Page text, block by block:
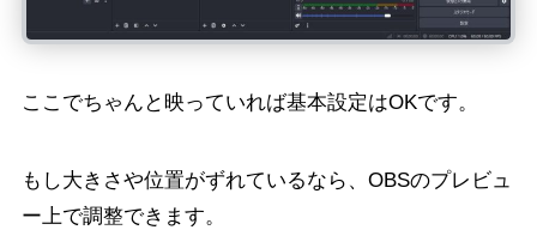
ここでちゃんと映っていれば基本設定はOKです。
もし大きさや位置がずれているなら、OBSのプレビュ
ー上で調整できます。